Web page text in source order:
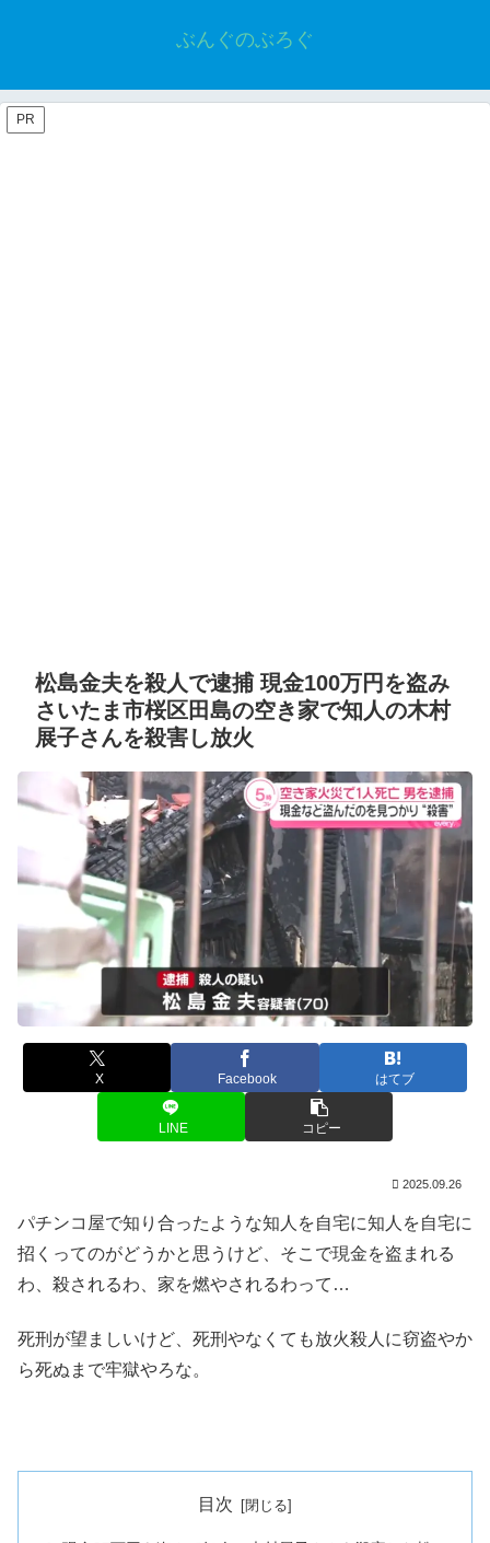
ぶんぐのぶろぐ
PR
松島金夫を殺人で逮捕 現金100万円を盗み
さいたま市桜区田島の空き家で知人の木村
展子さんを殺害し放火
X Facebook はてブ
LINE コピー
2025.09.26
パチンコ屋で知り合ったような知人を自宅に知人を自宅に
招くってのがどうかと思うけど、そこで現金を盗まれる
わ、殺されるわ、家を燃やされるわって…
死刑が望ましいけど、死刑やなくても放火殺人に窃盗やか
ら死ぬまで牢獄やろな。
目次